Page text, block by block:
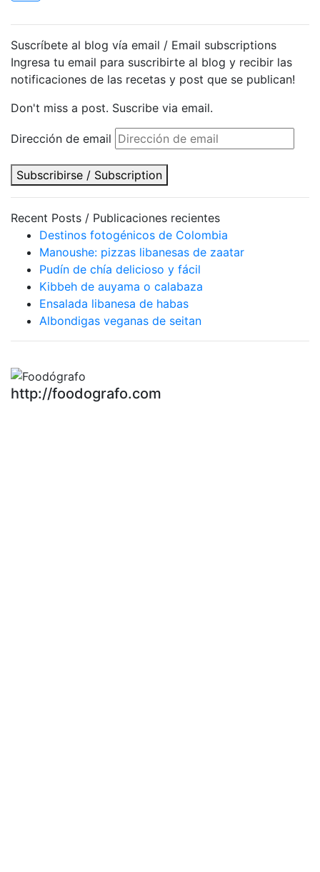
Suscríbete al blog vía email / Email subscriptions
Ingresa tu email para suscribirte al blog y recibir las
notificaciones de las recetas y post que se publican!
Don't miss a post. Suscribe via email.
Dirección de email
Subscribirse / Subscription
Recent Posts / Publicaciones recientes
Destinos fotogénicos de Colombia
Manoushe: pizzas libanesas de zaatar
Pudín de chía delicioso y fácil
Kibbeh de auyama o calabaza
Ensalada libanesa de habas
Albondigas veganas de seitan
http://foodografo.com